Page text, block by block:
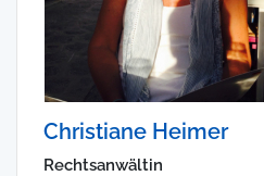
Christiane Heimer
Rechtsanwältin